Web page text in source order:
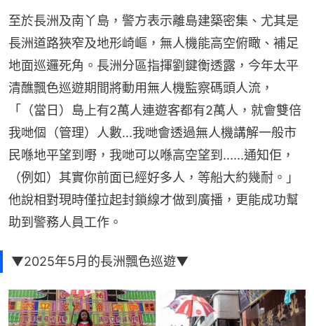
至於長洲及南丫島，警方表示離島建築密集、尤其是
長洲道路狹窄及地形崎嶇，無人機能高空俯瞰、補足
地面巡邏死角。長洲分區指揮劉鍵衡透露，今年太平
清醮飄色巡遊期間將動用無人機監察碼頭人流，
「（當日）島上有2萬人連遊客都有2萬人，就會雙倍
我哋個（管理）人數...我哋會透過無人機講解一般市
民喺地平望到嘢，我哋可以喺高空望到......通知佢，
（例如）其實你前面已經好多人，等船大約幾耐。」
他說相對現時僅拉起封鎖線才做到廣播，更能成功幫
助到警務人員工作。
▼2025年5月的長洲飄色巡遊▼